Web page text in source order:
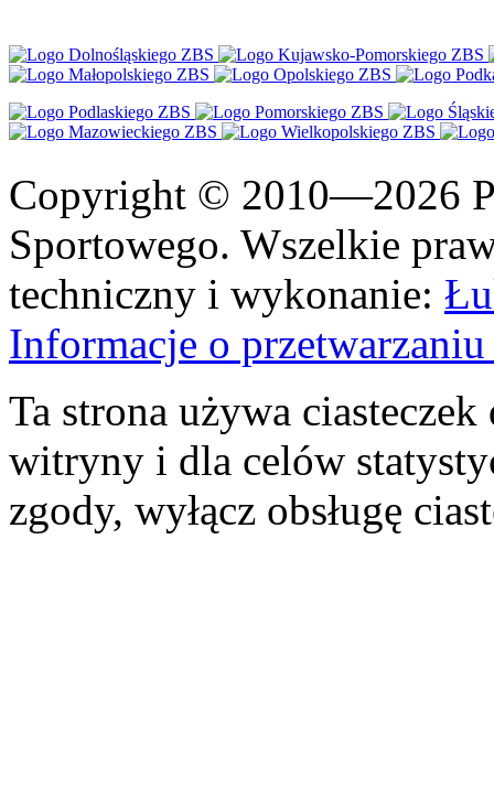
Copyright © 2010—2026
Sportowego. Wszelkie
techniczny i wykonanie:
Informacje o
Ta strona używa
witryny i dla celów
zgody, wyłącz obsługę